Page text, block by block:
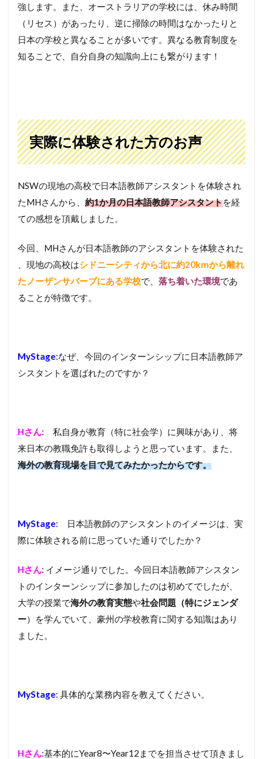
強します。また、オーストラリアの学校には、休み時間
（リセス）があったり、逆に掃除の時間はなかったりと
日本の学校と異なることが多いです。異なる教育制度を
知ることで、自分自身の知識向上にも繋がります！
実際に体験された方のお声
NSWの現地の高校で日本語教師アシスタントを体験され
たMHさんから、 約1か月の日本語教師アシスタントを経
ての感想を頂戴しました。
今回、MHさんが日本語教師のアシスタントを体験された​​​​
、現地の高校はシドニーシティから北に約20kmから離れ
たノーザンサバーブにある学校で、 落ち着いた環境であ
ることが特徴です。
MyStage:なぜ、今回のインターンシップに日本語教師ア
シスタントを選ばれたのですか？
Hさん: 私自身が教育（特に社会学）に興味があり、将
来日本の教職免許も取得しようと思っています。また、
海外の教育現場を目で見てみたかったからです。
MyStage: 日本語教師のアシスタントのイメージは、実
際に体験される前に思っていた通りでしたか？
Hさん: イメージ通りでした。今回日本語教師アシスタン
トのインターンシップに参加したのは初めてでしたが、
大学の授業で海外の教育実態や社会問題（特にジェンダ
ー）を学んでいて、豪州の学校教育に関する知識はあり
ました。
MyStage: 具体的な業務内容を教えてください。
Hさん:基本的にYear8〜Year12までを担当させて頂きまし